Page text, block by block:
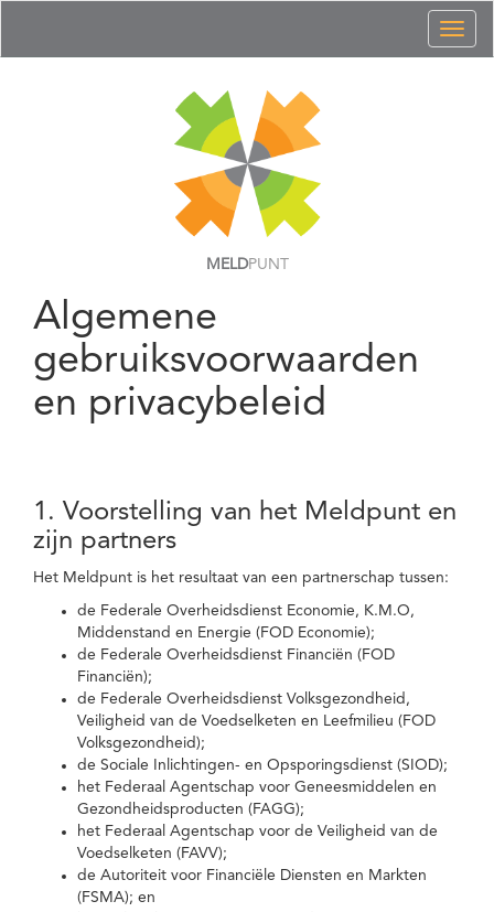
MELDPUNT
Algemene
gebruiksvoorwaarden
en privacybeleid
1. Voorstelling van het Meldpunt en
zijn partners
Het Meldpunt is het resultaat van een partnerschap tussen:
de Federale Overheidsdienst Economie, K.M.O,
Middenstand en Energie (FOD Economie);
de Federale Overheidsdienst Financiën (FOD
Financiën);
de Federale Overheidsdienst Volksgezondheid,
Veiligheid van de Voedselketen en Leefmilieu (FOD
Volksgezondheid);
de Sociale Inlichtingen- en Opsporingsdienst (SIOD);
het Federaal Agentschap voor Geneesmiddelen en
Gezondheidsproducten (FAGG);
het Federaal Agentschap voor de Veiligheid van de
Voedselketen (FAVV);
de Autoriteit voor Financiële Diensten en Markten
(FSMA); en